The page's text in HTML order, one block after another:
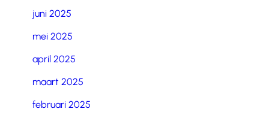
juni 2025
mei 2025
april 2025
maart 2025
februari 2025